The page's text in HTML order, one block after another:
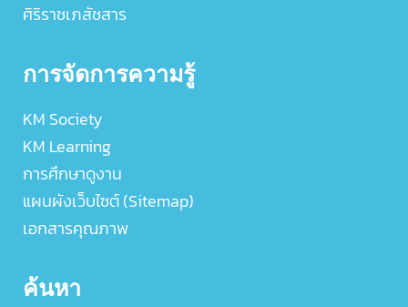
ศิริราชเภสัชสาร
การจัดการความรู้
KM Society
KM Learning
การศึกษาดูงาน
แผนผังเว็บไซต์ (Sitemap)
เอกสารคุณภาพ
ค้นหา